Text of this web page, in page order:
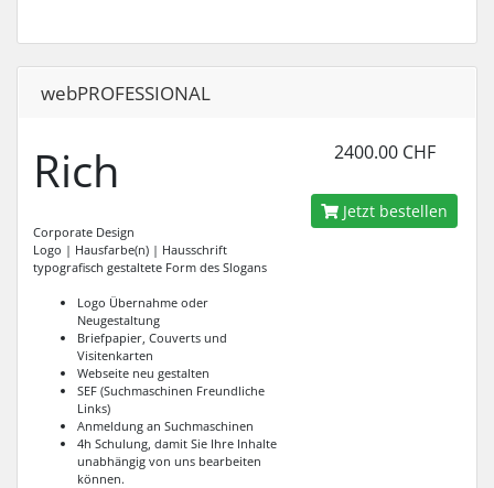
webPROFESSIONAL
Rich
Corporate Design
Logo | Hausfarbe(n) | Hausschrift
typografisch gestaltete Form des Slogans
Logo Übernahme oder
Neugestaltung
Briefpapier, Couverts und
Visitenkarten
Webseite neu gestalten
SEF (Suchmaschinen Freundliche
Links)
Anmeldung an Suchmaschinen
4h Schulung, damit Sie Ihre Inhalte
unabhängig von uns bearbeiten
können.
2400.00 CHF
Jetzt bestellen